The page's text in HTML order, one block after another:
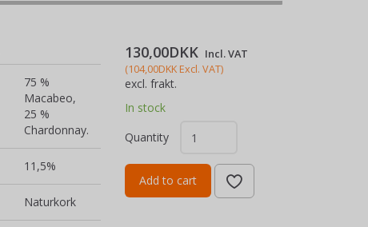
75 %
Macabeo,
25 %
Chardonnay.
11,5%
Naturkork
130,00DKK Incl. VAT
(104,00DKK Excl. VAT)
excl. frakt.
In stock
Quantity
Add to cart